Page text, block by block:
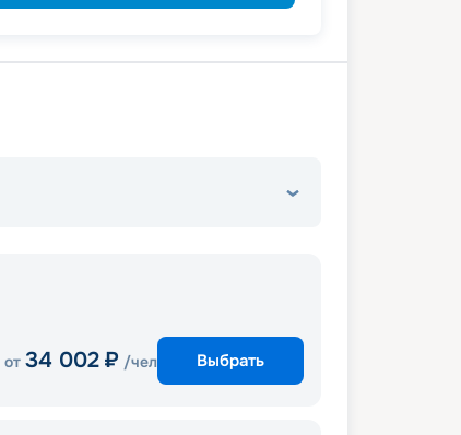
от 34 002 ₽ /чел Выбрать